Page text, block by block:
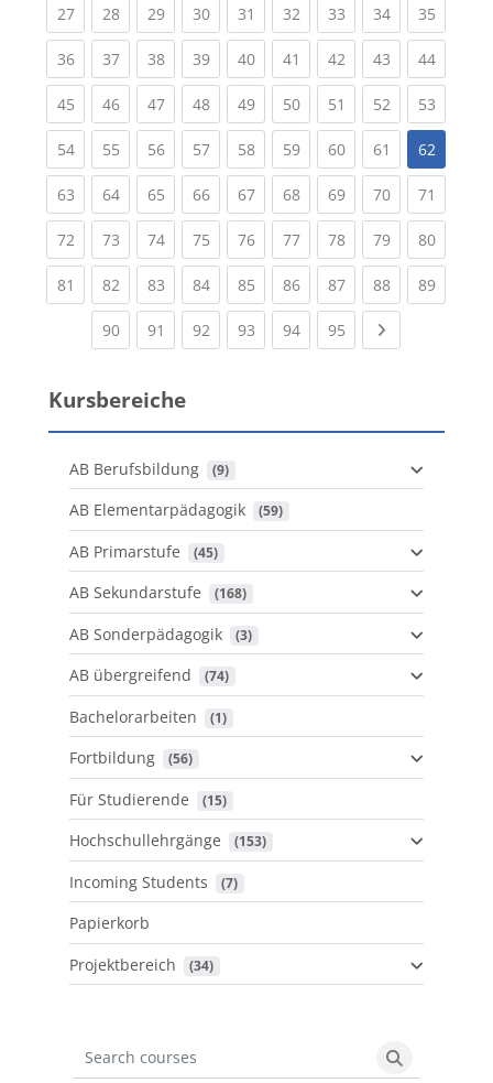
27(current)
28(current)
29(current)
30(current)
31 (current)
32(current)
33(current)
34(current)
35
36(current)
37(current)
38(current)
39(current)
40(current)
41 (current)
42(current)
43(current)
44
45(current)
46(current)
47(current)
48(current)
49(current)
50(current)
51 (current)
52(current)
53
54(current)
55(current)
56(current)
57(current)
58(current)
59(current)
60(current)
61 (current)
62
63(current)
64(current)
65(current)
66(current)
67(current)
68(current)
69(current)
70(current)
71
72(current)
73(current)
74(current)
75(current)
76(current)
77(current)
78(current)
79(current)
80
81 (current)
82(current)
83(current)
84(current)
85(current)
86(current)
87(current)
88(current)
89
90(current)
91 (current)
92(current)
93(current)
94(current)
95(current)
Kursbereiche
AB Berufsbildung (9)
AB Elementarpädagogik (59)
AB Primarstufe (45)
AB Sekundarstufe (168)
AB Sonderpädagogik (3)
AB übergreifend (74)
Bachelorarbeiten (1)
Fortbildung (56)
Für Studierende (15)
Hochschullehrgänge (153)
Incoming Students (7)
Papierkorb
Projektbereich
(34)
Search courses